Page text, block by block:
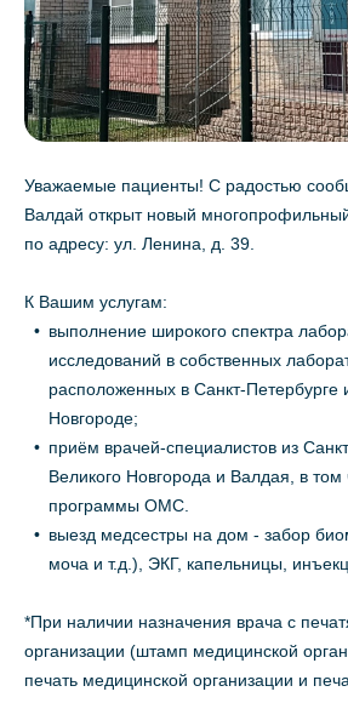
Уважаемые пациенты! С радостью
Валдай открыт новый
по адресу: ул. Ленина, д. 39.
К Вашим услугам:
выполнение широкого спектра
исследований в собственных
расположенных в Санкт-Петербурге
Новгороде;
приём врачей-специалистов из
Великого Новгорода и Валдая, в том
программы ОМС.
выезд медсестры на дом - забор
моча и т.д.), ЭКГ, капельницы,
*При наличии назначения врача с
организации (штамп медицинской
печать медицинской организации и